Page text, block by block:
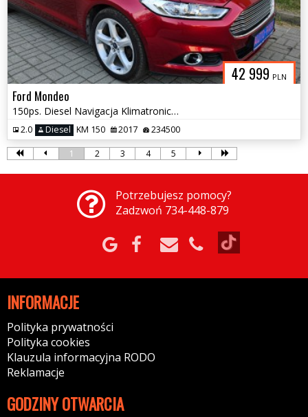
42 999 PLN
Ford Mondeo
150ps. Diesel Navigacja Klimatronic Dwustrefowy 2017
2.0 Diesel KM 150 2017 234500
1 2 3 4 5
Potrzebujesz pomocy?
Zadzwoń 734-448-879
INFORMACJE
Polityka prywatności
Polityka cookies
Klauzula informacyjna RODO
Reklamacje
GODZINY OTWARCIA